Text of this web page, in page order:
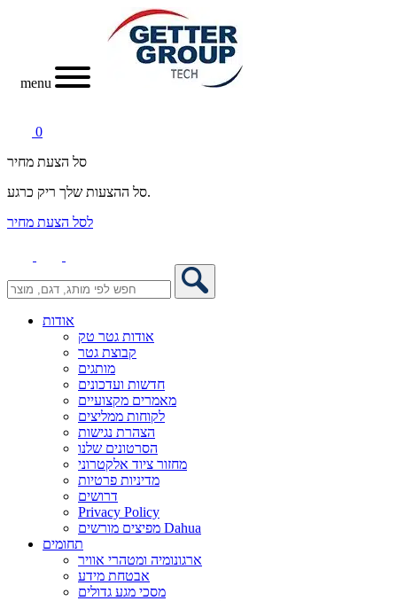
menu
0
סל הצעת מחיר
סל ההצעות שלך ריק כרגע.
לסל הצעת מחיר
אודות
אודות גטר טק
קבוצת גטר
מותגים
חדשות ועדכונים
מאמרים מקצועיים
לקוחות ממליצים
הצהרת נגישות
הסרטונים שלנו
מחזור ציוד אלקטרוני
מדיניות פרטיות
דרושים
Privacy Policy
מפיצים מורשים Dahua
תחומים
ארגונומיה ומטהרי אוויר
אבטחת מידע
מסכי מגע גדולים